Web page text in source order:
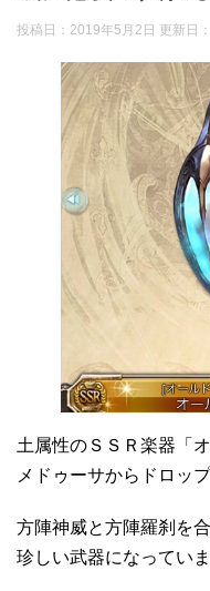
投稿日：2019年5月2日 更新日：
土属性のＳＳＲ楽器「
メドゥーサからドロッ
方陣神威と方陣羅刹を
珍しい武器になっていま